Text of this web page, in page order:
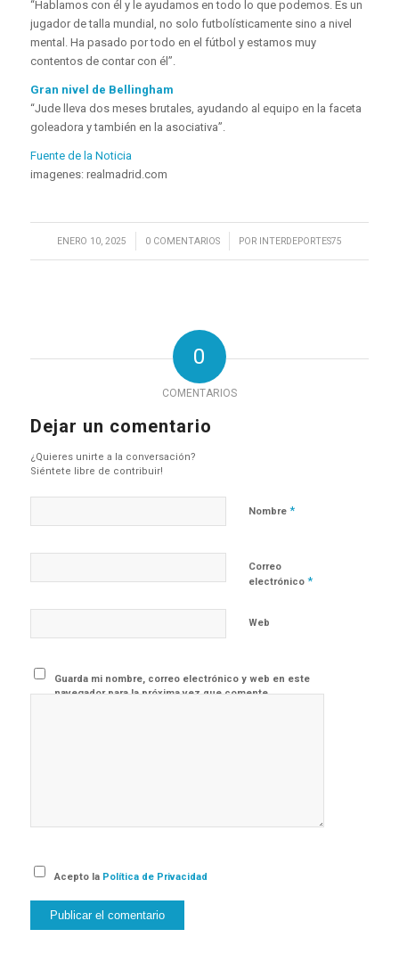
“Hablamos con él y le ayudamos en todo lo que podemos. Es un
jugador de talla mundial, no solo futbolísticamente sino a nivel
mental. Ha pasado por todo en el fútbol y estamos muy
contentos de contar con él”.
Gran nivel de Bellingham
“Jude lleva dos meses brutales, ayudando al equipo en la faceta
goleadora y también en la asociativa”.
Fuente de la Noticia
imagenes: realmadrid.com
ENERO 10, 2025
/ 0 COMENTARIOS
/ POR INTERDEPORTES75
0
COMENTARIOS
Dejar un comentario
¿Quieres unirte a la conversación?
Siéntete libre de contribuir!
Nombre *
Correo
electrónico *
Web
Guarda mi nombre, correo electrónico y web en este
navegador para la próxima vez que comente.
Acepto la Política de Privacidad